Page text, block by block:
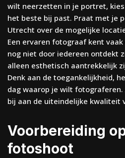
wilt neerzetten in je portret,
het beste bij past. Praat met je
Utrecht over de mogelijke
Een ervaren fotograaf kent
nog niet door iedereen ontdekt
alleen esthetisch aantrekkelijk
Denk aan de toegankelijkheid,
dag waarop je wilt
bij aan de uiteindelijke kwaliteit
Voorbereiding
fotoshoot